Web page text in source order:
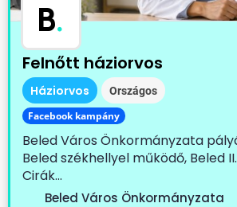
B.
Felnőtt háziorvos
Háziorvos Országos
Facebook kampány
Beled Város Önkormányzata
Beled székhellyel működő, Beled
Cirák...
Beled Város Önkormányzata